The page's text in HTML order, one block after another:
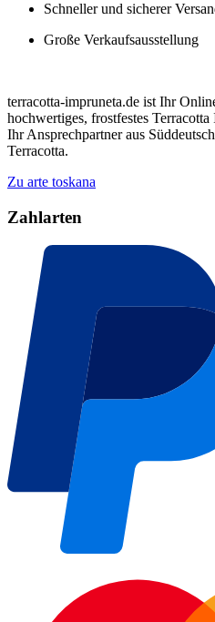
Schneller und sicherer
Große Verkaufsausstellung
terracotta-impruneta.de ist Ihr
hochwertiges, frostfestes
Ihr Ansprechpartner aus
Terracotta.
Zu arte toskana
Zahlarten